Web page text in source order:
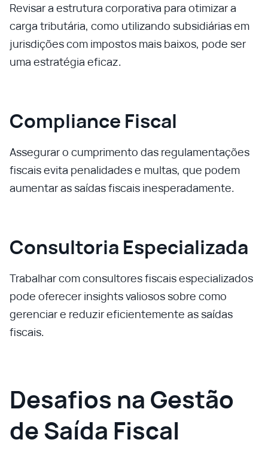
Revisar a estrutura corporativa para otimizar a
carga tributária, como utilizando subsidiárias em
jurisdições com impostos mais baixos, pode ser
uma estratégia eficaz.
Compliance Fiscal
Assegurar o cumprimento das regulamentações
fiscais evita penalidades e multas, que podem
aumentar as saídas fiscais inesperadamente.
Consultoria Especializada
Trabalhar com consultores fiscais especializados
pode oferecer insights valiosos sobre como
gerenciar e reduzir eficientemente as saídas
fiscais.
Desafios na Gestão
de Saída Fiscal